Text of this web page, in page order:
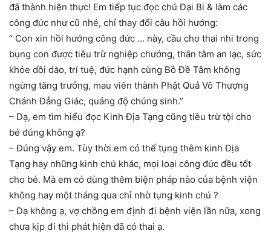
đã thành hiện thực! Em tiếp tục đọc chú Đại Bi & làm các
công đức như cũ nhé, chỉ thay đổi câu hồi hướng:
“ Con xin hồi hướng công đức … này, cầu cho thai nhi trong
bụng con được tiêu trừ nghiệp chướng, thân tâm an lạc, sức
khỏe dồi dào, trí tuệ, đức hạnh cùng Bồ Đề Tâm không
ngừng tăng trưởng, mau viên thành Phật Quả Vô Thượng
Chánh Đẳng Giác, quảng độ chúng sinh.”
– Dạ, em tìm hiểu đọc Kinh Địa Tạng cũng tiêu trừ tội cho
bé đúng không ạ?
– Đúng vậy em. Tùy thời em có thể tụng thêm kinh Địa
Tạng hay những kinh chú khác, mọi loại công đức đều tốt
cho bé. Mà em có dùng thêm biện pháp nào của bệnh viện
không hay một tháng qua chỉ nhờ tụng kinh chú ?
– Dạ không ạ, vợ chồng em định đi bệnh viện lần nữa, xong
chưa kịp đi thì phát hiện đã có thai ạ.